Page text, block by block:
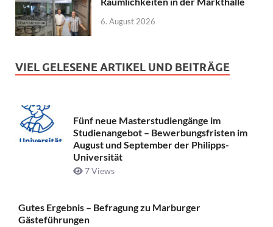
6. August 2026
VIEL GELESENE ARTIKEL UND BEITRÄGE
Fünf neue Masterstudiengänge im
Studienangebot – Bewerbungsfristen im
August und September der Philipps-
Universität
7 Views
Gutes Ergebnis – Befragung zu Marburger
Gästeführungen